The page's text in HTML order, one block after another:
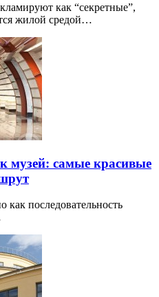
как “секретные”,
жилой средой…
музей: самые красивые
как последовательность